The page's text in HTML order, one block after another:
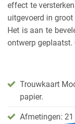
effect te
uitgevoerd in
Het is aan te
ontwerp geplaatst.
Trouwkaart
papier.
Afmetingen: